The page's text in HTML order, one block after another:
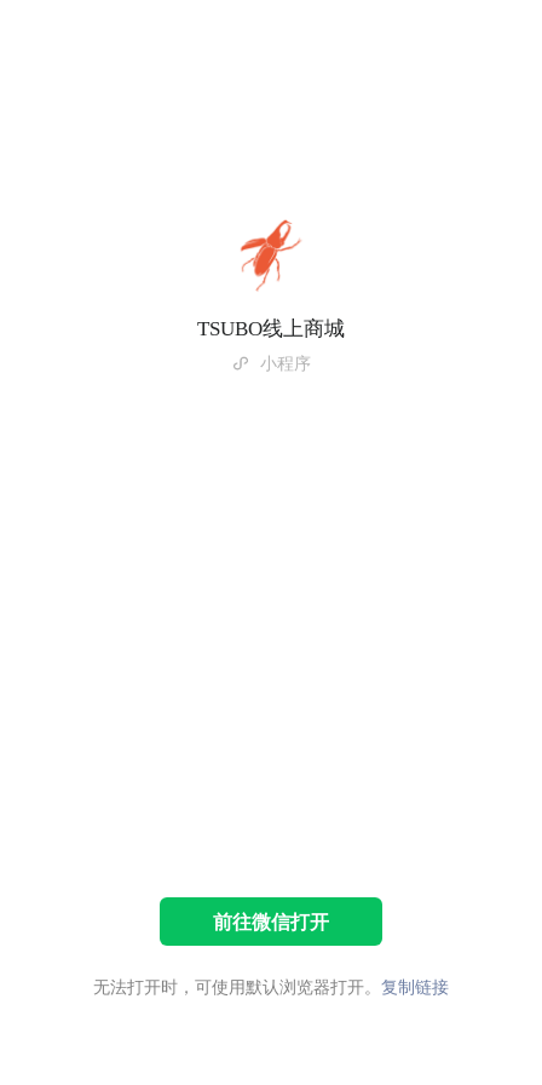
TSUBO线上商城
小程序
前往微信打开
无法打开时，可使用默认浏览器打开。 复制链接